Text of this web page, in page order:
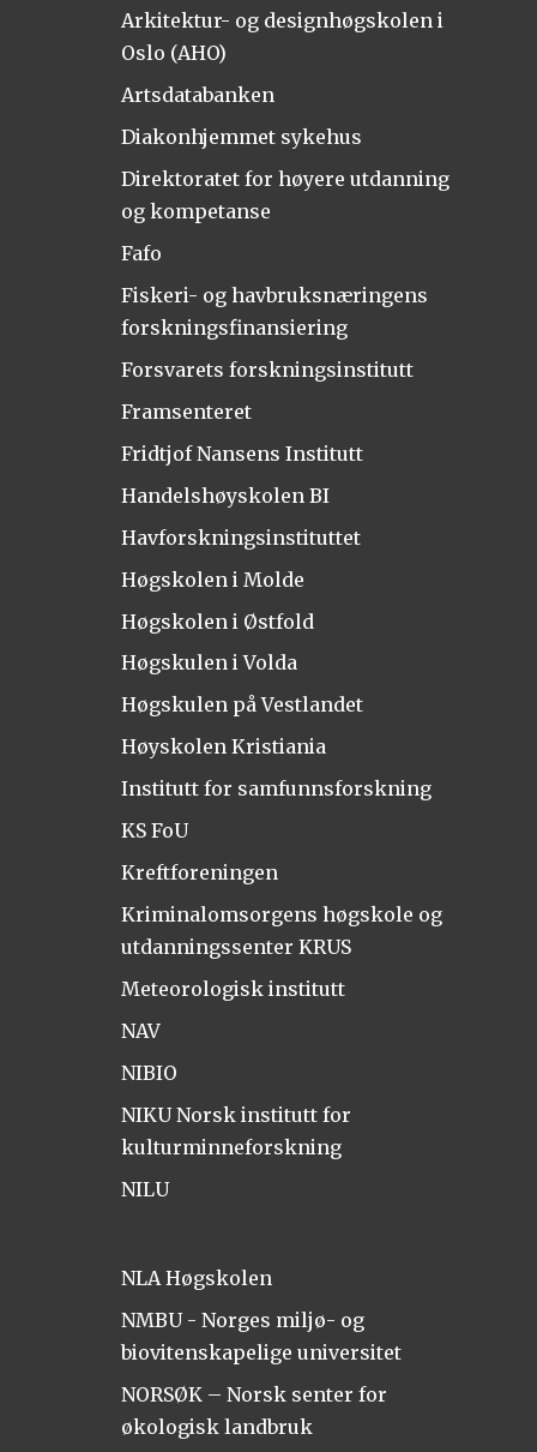
Arkitektur- og designhøgskolen i
Oslo (AHO)
Artsdatabanken
Diakonhjemmet sykehus
Direktoratet for høyere utdanning
og kompetanse
Fafo
Fiskeri- og havbruksnæringens
forskningsfinansiering
Forsvarets forskningsinstitutt
Framsenteret
Fridtjof Nansens Institutt
Handelshøyskolen BI
Havforskningsinstituttet
Høgskolen i Molde
Høgskolen i Østfold
Høgskulen i Volda
Høgskulen på Vestlandet
Høyskolen Kristiania
Institutt for samfunnsforskning
KS FoU
Kreftforeningen
Kriminalomsorgens høgskole og
utdanningssenter KRUS
Meteorologisk institutt
NAV
NIBIO
NIKU Norsk institutt for
kulturminneforskning
NILU
NLA Høgskolen
NMBU - Norges miljø- og
biovitenskapelige universitet
NORSØK – Norsk senter for
økologisk landbruk